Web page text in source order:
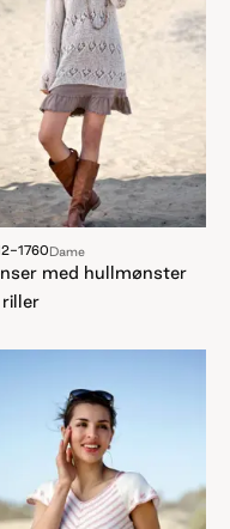
1760Dame
med hullmønster